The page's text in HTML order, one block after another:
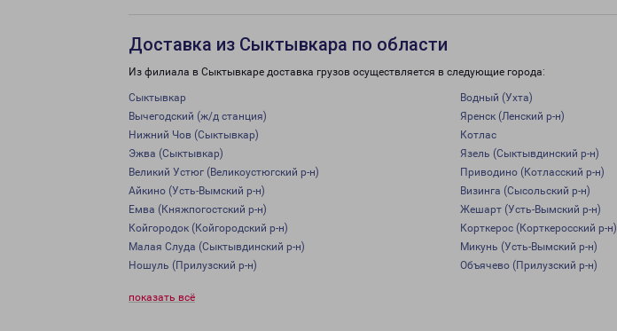
Доставка из Сыктывкара по области
Из филиала в Сыктывкаре доставка грузов осуществляется в следующие города:
Сыктывкар Водный (Ухта)
Вычегодский (ж/д станция)
Яренск (Ленский р-н)
Нижний Чов (Сыктывкар)
Котлас
Эжва (Сыктывкар)
Язель (Сыктывдинский р-н)
Великий Устюг (Великоустюгский р-н)
Приводино (Котласский р-н)
Айкино (Усть-Вымский р-н)
Визинга (Сысольский р-н)
Емва (Княжпогостский р-н)
Жешарт (Усть-Вымский р-н)
Койгородок (Койгородский р-н)
Корткерос (Корткеросский р-н)
Малая Слуда (Сыктывдинский р-н)
Микунь (Усть-Вымский р-н)
Ношуль (Прилузский р-н)
Объячево (Прилузский р-н)
показать всё